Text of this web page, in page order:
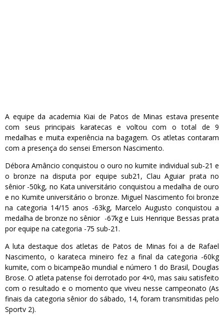
A equipe da academia Kiai de Patos de Minas estava presente
com seus principais karatecas e voltou com o total de 9
medalhas e muita experiência na bagagem. Os atletas contaram
com a presença do sensei Emerson Nascimento.
Débora Amâncio conquistou o ouro no kumite individual sub-21 e
o bronze na disputa por equipe sub21, Clau Aguiar prata no
sênior -50kg, no Kata universitário conquistou a medalha de ouro
e no Kumite universitário o bronze. Miguel Nascimento foi bronze
na categoria 14/15 anos -63kg, Marcelo Augusto conquistou a
medalha de bronze no sênior -67kg e Luis Henrique Bessas prata
por equipe na categoria -75 sub-21.
A luta destaque dos atletas de Patos de Minas foi a de Rafael
Nascimento, o karateca mineiro fez a final da categoria -60kg
kumite, com o bicampeão mundial e número 1 do Brasil, Douglas
Brose. O atleta patense foi derrotado por 4×0, mas saiu satisfeito
com o resultado e o momento que viveu nesse campeonato (As
finais da categoria sênior do sábado, 14, foram transmitidas pelo
Sportv 2).